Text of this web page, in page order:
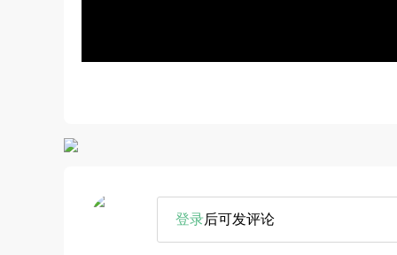
登录后可发评论